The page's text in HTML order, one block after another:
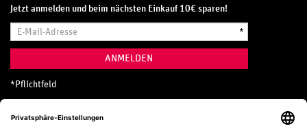
Jetzt anmelden und beim nächsten Einkauf 10€ sparen!
Mail-
*
ANMELDEN
* Pflichtfeld
Hotline